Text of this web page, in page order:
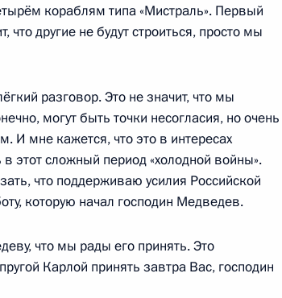
социально-
Республики
безопасности
вопросам социально-
федерального
кораблям типа «Мистраль». Первый
что другие не будут строиться, просто мы
разговор. Это не значит, что мы
могут быть точки несогласия, но очень
И мне кажется, что это в интересах
сложный период «холодной войны».
что поддерживаю усилия Российской
которую начал господин Медведев.
что мы рады его принять. Это
Карлой принять завтра Вас, господин